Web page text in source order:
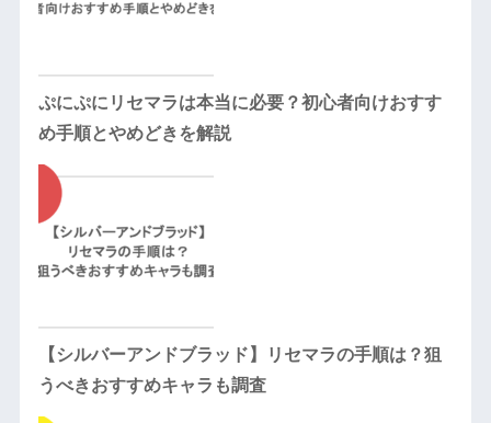
ぷにぷにリセマラは本当に必要？初心者向けおすす
め手順とやめどきを解説
【シルバーアンドブラッド】リセマラの手順は？狙
うべきおすすめキャラも調査